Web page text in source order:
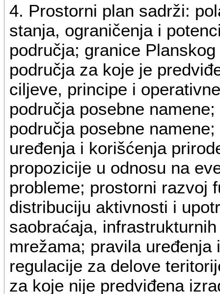
4. Prostorni plan sadrži:
stanja, ograničenja i
područja; granice
područja za koje je
ciljeve, principe i
područja posebne
područja posebne
uređenja i korišćenja
propozicije u odnosu na
probleme; prostorni razvoj
distribuciju aktivnosti i
saobraćaja,
mrežama; pravila
regulacije za delove
za koje nije predviđena